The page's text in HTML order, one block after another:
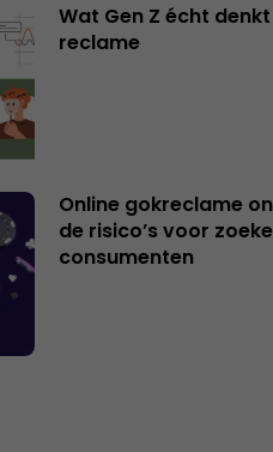
Wat Gen Z écht
reclame
Online gokreclame
de risico’s voor
consumenten